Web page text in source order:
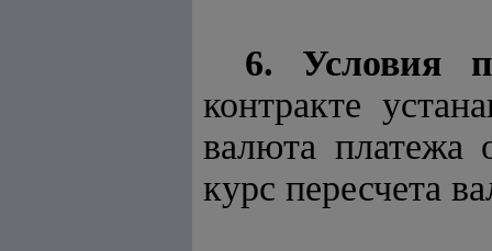
6. Условия
контракте
валюта платежа
курс пересчета